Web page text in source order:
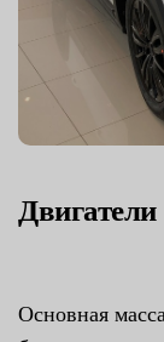
Двигатели
Основная